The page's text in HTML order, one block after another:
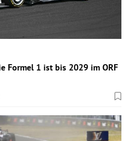
Formel 1 ist bis 2029 im ORF